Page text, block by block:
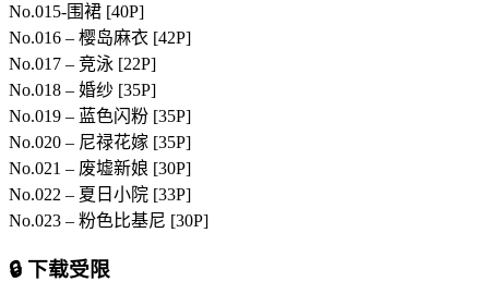
No.015-围裙 [40P]
No.016 – 樱岛麻衣 [42P]
No.017 – 竞泳 [22P]
No.018 – 婚纱 [35P]
No.019 – 蓝色闪粉 [35P]
No.020 – 尼禄花嫁 [35P]
No.021 – 废墟新娘 [30P]
No.022 – 夏日小院 [33P]
No.023 – 粉色比基尼 [30P]
🔒 下载受限